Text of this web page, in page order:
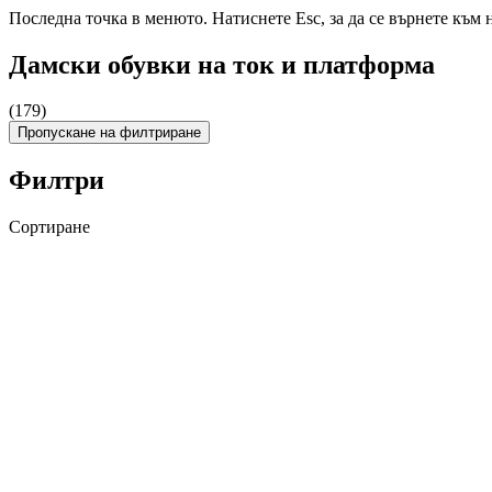
Последна точка в менюто. Натиснете Esc, за да се върнете към
Дамски обувки на ток и платформа
(179)
Пропускане на филтриране
Филтри
Сортиране